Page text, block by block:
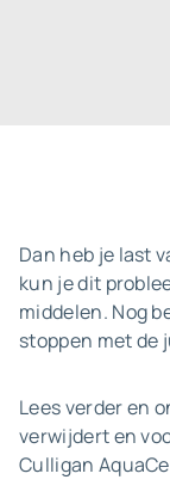
Dan heb je last
kun je dit
middelen. Nog
stoppen met de
Lees verder en
verwijdert en
Culligan